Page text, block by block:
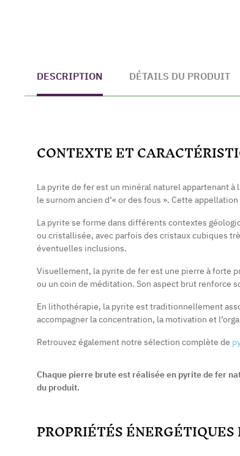
DESCRIPTION DÉTAILS DU PRODUIT
CONTEXTE ET
La pyrite de fer est un minéral naturel appartenant
le surnom ancien d’« or des fous ». Cette
La pyrite se forme dans différents contextes
ou cristallisée, avec parfois des cristaux cubiques
éventuelles inclusions.
Visuellement, la pyrite de fer est une pierre à forte
ou un coin de méditation. Son aspect brut renforce
En lithothérapie, la pyrite est traditionnellement
accompagner la concentration, la motivation et
Retrouvez également notre sélection complète de
Chaque pierre brute est réalisée en pyrite de fer
du produit.
PROPRIÉTÉS